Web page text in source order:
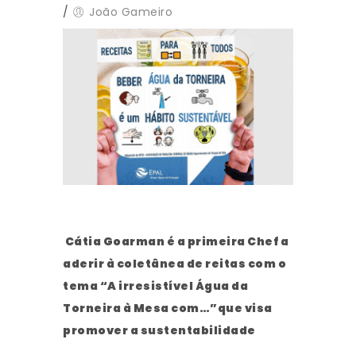
/
João Gameiro
Cátia Goarman é a primeira Chef a
aderir à coletânea de reitas com o
tema “A irresistível Água da
Torneira à Mesa com…”que visa
promover a sustentabilidade